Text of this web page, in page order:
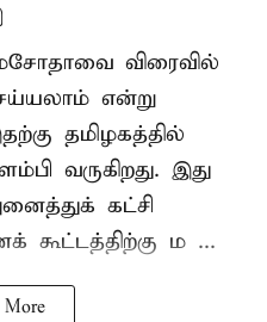
விரைவில்
என்று
தமிழகத்தில்
வருகிறது. இது
கட்சி
ம ...